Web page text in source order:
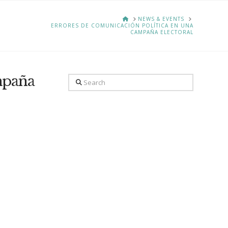
HOMENEWS & EVENTS
ERRORES DE COMUNICACIÓN POLÍTICA EN UNA
CAMPAÑA ELECTORAL
Search